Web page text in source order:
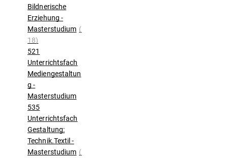
Bildnerische
Erziehung -
Masterstudium (
18)
521
Unterrichtsfach
Mediengestaltun
g -
Masterstudium
535
Unterrichtsfach
Gestaltung:
Technik.Textil -
Masterstudium (